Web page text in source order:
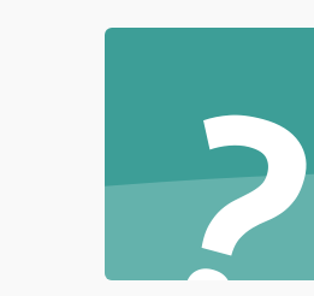
Мотор
Защита
Корпус/